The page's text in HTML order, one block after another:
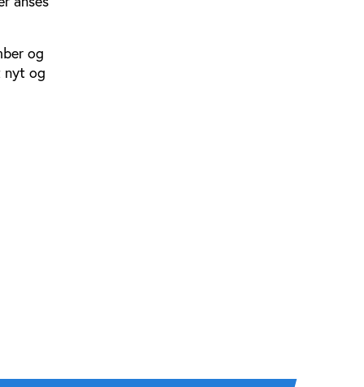
og
nyt og